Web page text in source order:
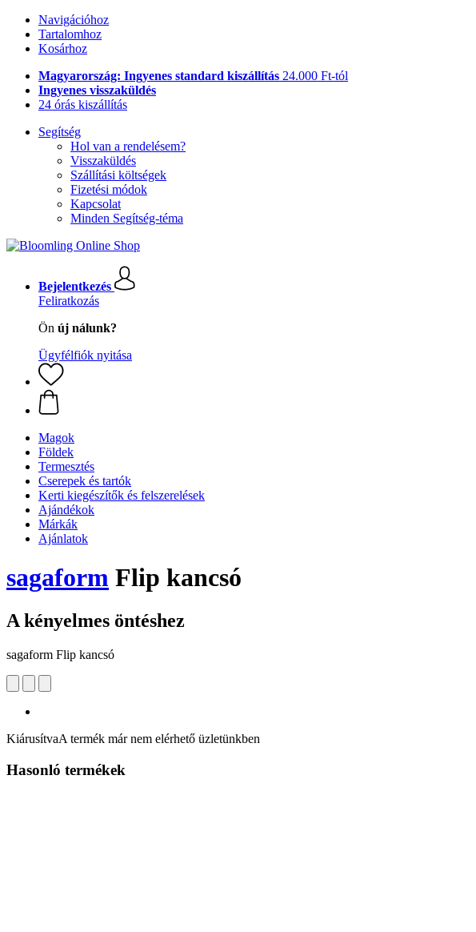
Navigációhoz
Tartalomhoz
Kosárhoz
Magyarország: Ingyenes standard kiszállítás 24.000 Ft-tól
Ingyenes visszaküldés
24 órás kiszállítás
Segítség
Hol van a rendelésem?
Visszaküldés
Szállítási költségek
Fizetési módok
Kapcsolat
Minden Segítség-téma
Bejelentkezés
Feliratkozás
Ön új nálunk?
Ügyfélfiók nyitása
Magok
Földek
Termesztés
Cserepek és tartók
Kerti kiegészítők és felszerelések
Ajándékok
Márkák
Ajánlatok
sagaform Flip kancsó
A kényelmes öntéshez
sagaform Flip kancsó
KiárusítvaA termék már nem elérhető üzletünkben
Hasonló termékek